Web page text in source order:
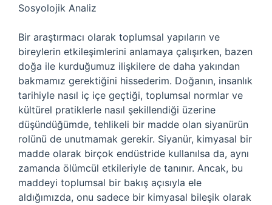
Sosyolojik Analiz
Bir araştırmacı olarak toplumsal yapıların ve
bireylerin etkileşimlerini anlamaya çalışırken, bazen
doğa ile kurduğumuz ilişkilere de daha yakından
bakmamız gerektiğini hissederim. Doğanın, insanlık
tarihiyle nasıl iç içe geçtiği, toplumsal normlar ve
kültürel pratiklerle nasıl şekillendiği üzerine
düşündüğümde, tehlikeli bir madde olan siyanürün
rolünü de unutmamak gerekir. Siyanür, kimyasal bir
madde olarak birçok endüstride kullanılsa da, aynı
zamanda ölümcül etkileriyle de tanınır. Ancak, bu
maddeyi toplumsal bir bakış açısıyla ele
aldığımızda, onu sadece bir kimyasal bileşik olarak